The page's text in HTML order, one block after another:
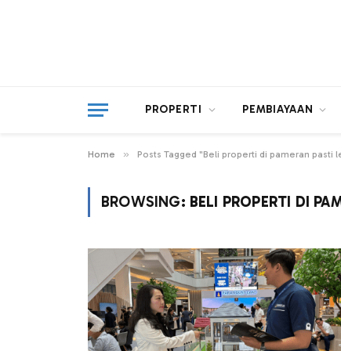
PROPERTI PEMBIAYAAN
Home » Posts Tagged "Beli properti di pameran pasti
BROWSING: BELI PROPERTI DI